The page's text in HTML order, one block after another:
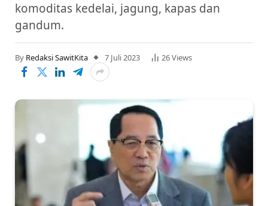
komoditas kedelai, jagung, kapas dan
gandum.
By Redaksi SawitKita 7 Juli 2023 26Views